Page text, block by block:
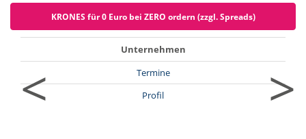
KRONES für 0 Euro bei ZERO ordern (zzgl. Spreads)
<
Unternehmen
Termine
Profil
>